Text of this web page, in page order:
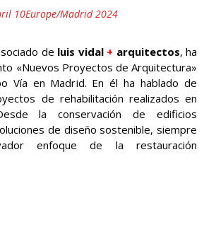
10Europe/Madrid 2024
de luis vidal + arquitectos, ha
«Nuevos Proyectos de Arquitectura»
Vía en Madrid. En él ha hablado de
de rehabilitación realizados en
la conservación de edificios
de diseño sostenible, siempre
enfoque de la restauración